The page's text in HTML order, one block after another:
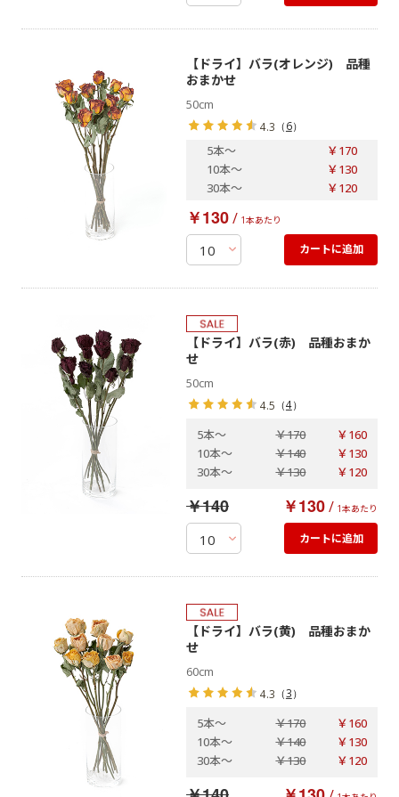
【ドライ】バラ(オレンジ) 品種
おまかせ
50cm
4.3 （6）
5本～
￥170
10本～
￥130
30本～ ￥120
￥130/ 1本あたり
カートに追加
【ドライ】バラ(赤) 品種おまか
せ
50cm
4.5 （4）
5本～ ￥170
￥160
10本～ ￥140
￥130
30本～ ￥130 ￥120
￥140 ￥130/ 1本あたり
カートに追加
【ドライ】バラ(黄) 品種おまか
せ
60cm
4.3 （3）
5本～ ￥170
￥160
10本～ ￥140
￥130
30本～ ￥130 ￥120